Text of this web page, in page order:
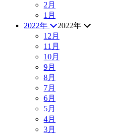
2月
1月
2022年
2022年
12月
11月
10月
9月
8月
7月
6月
5月
4月
3月